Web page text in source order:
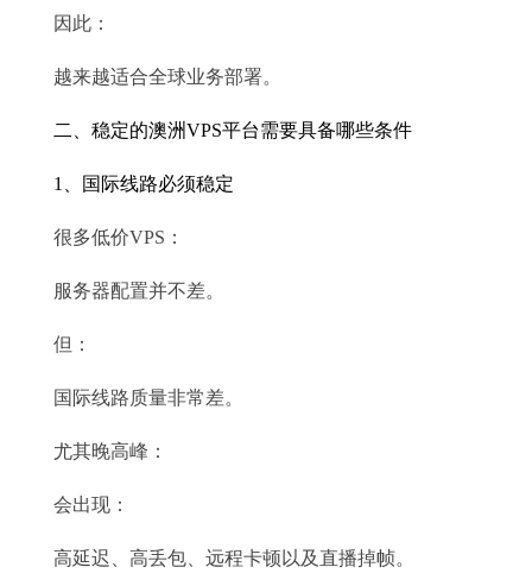
因此：
越来越适合全球业务部署。
二、稳定的澳洲VPS平台需要具备哪些条件
1、国际线路必须稳定
很多低价VPS：
服务器配置并不差。
但：
国际线路质量非常差。
尤其晚高峰：
会出现：
高延迟、高丢包、远程卡顿以及直播掉帧。